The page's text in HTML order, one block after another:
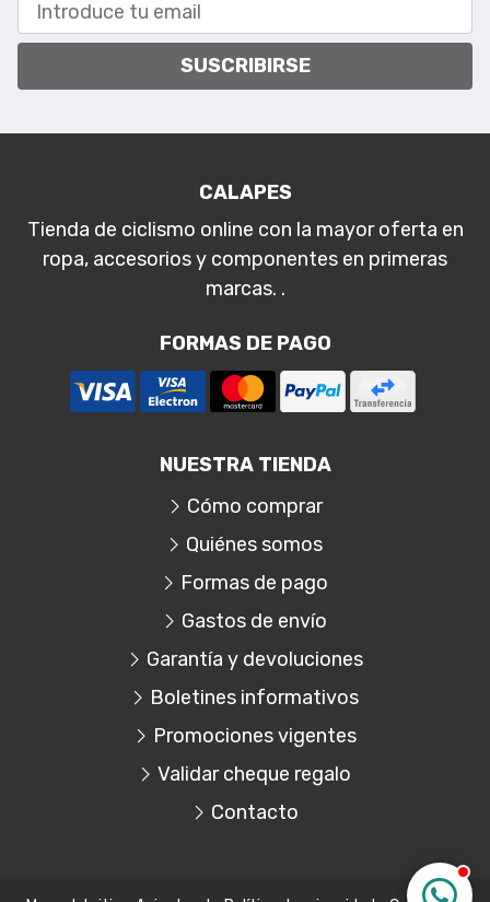
SUSCRIBIRSE
CALAPES
Tienda de ciclismo online con la mayor oferta en
ropa, accesorios y componentes en primeras
marcas. .
FORMAS DE PAGO
NUESTRA TIENDA
Cómo comprar
Quiénes somos
Formas de pago
Gastos de envío
Garantía y devoluciones
Boletines informativos
Promociones vigentes
Validar cheque regalo
Contacto